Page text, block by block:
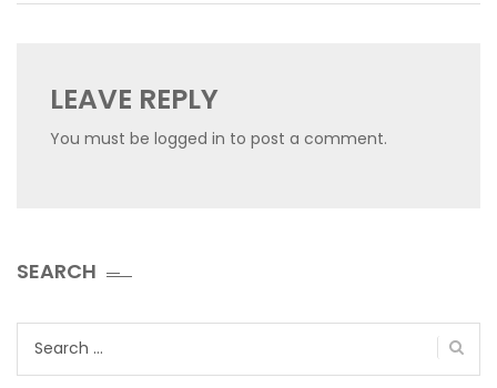
LEAVE REPLY
You must be logged in to post a comment.
SEARCH